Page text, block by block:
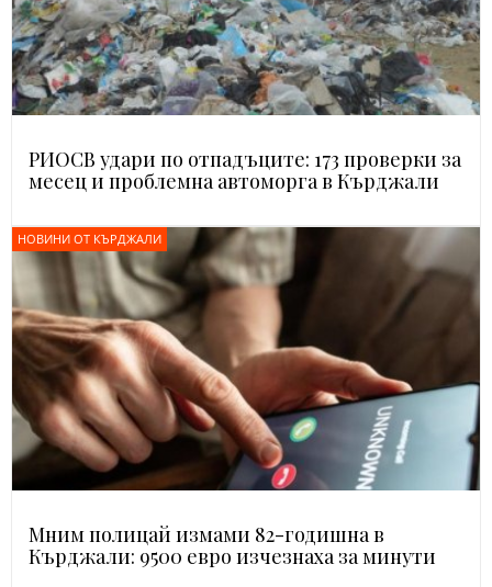
РИОСВ удари по отпадъците: 173 проверки за
месец и проблемна автоморга в Кърджали
НОВИНИ ОТ КЪРДЖАЛИ
Мним полицай измами 82-годишна в
Кърджали: 9500 евро изчезнаха за минути